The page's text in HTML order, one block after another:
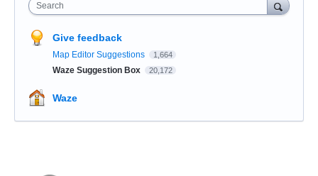
Search
Give feedback
Map Editor Suggestions 1,664
Waze Suggestion Box 20,172
Waze